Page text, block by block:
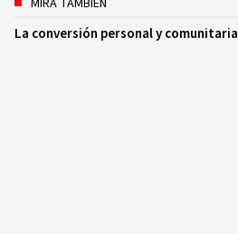
MIRA TAMBIÉN
La conversión personal y comunitaria